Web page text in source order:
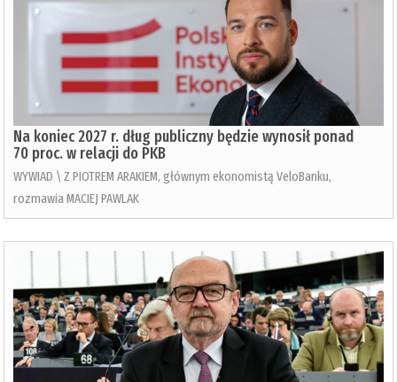
Na koniec 2027 r. dług publiczny będzie wynosił ponad
70 proc. w relacji do PKB
WYWIAD \ Z PIOTREM ARAKIEM, głównym ekonomistą VeloBanku,
rozmawia MACIEJ PAWLAK